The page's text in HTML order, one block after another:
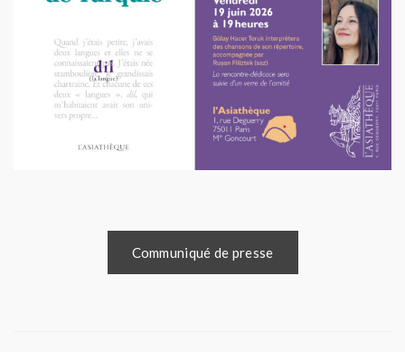
Communiqué de presse